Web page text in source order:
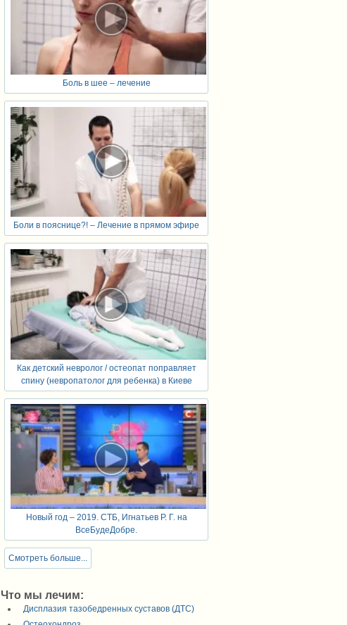
Боль в шее – лечение
Боли в пояснице?! – Лечение в прямом эфире
Как детский невролог / остеопат поправляет
спину (невропатолог для ребенка) в Киеве
Новый год – 2019. СТБ, Игнатьев Р. Г. на
ВсеБудеДобре.
Смотреть больше...
Что мы лечим:
Дисплазия тазобедренных суставов (ДТС)